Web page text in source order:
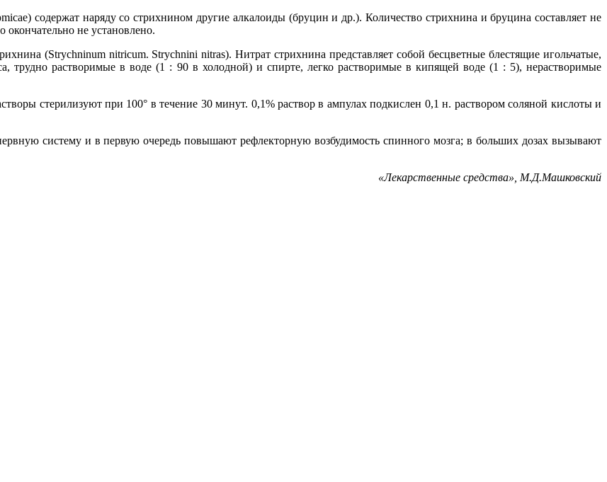
содержат наряду со стрихнином другие алкалоиды (бруцин и др.). Количество стрихнина и бруцина составляет не
не установлено.
(Strychninum nitricum. Strychnini nitras). Нитрат стрихнина представляет собой бесцветные блестящие игольчатые,
трудно растворимые в воде (1 : 90 в холодной) и спирте, легко растворимые в кипящей воде (1 : 5), нерастворимые
стерилизуют при 100° в течение 30 минут. 0,1% раствор в ампулах подкислен 0,1 н. раствором соляной кислоты и
систему и в первую очередь повышают рефлекторную возбудимость спинного мозга; в больших дозах вызывают
«Лекарственные средства», М.Д.Машковский